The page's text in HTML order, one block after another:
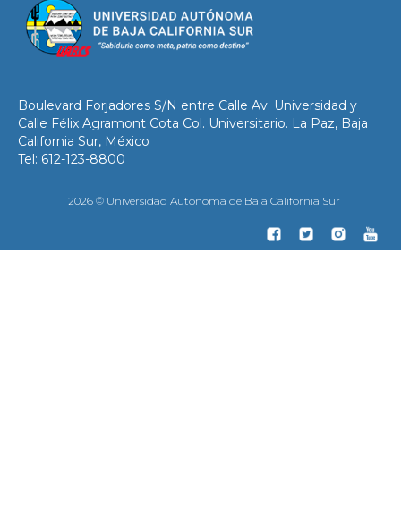
Boulevard Forjadores S/N entre Calle Av. Universidad y
Calle Félix Agramont Cota Col. Universitario. La Paz, Baja
California Sur, México
Tel: 612-123-8800
2026 © Universidad Autónoma de Baja California Sur